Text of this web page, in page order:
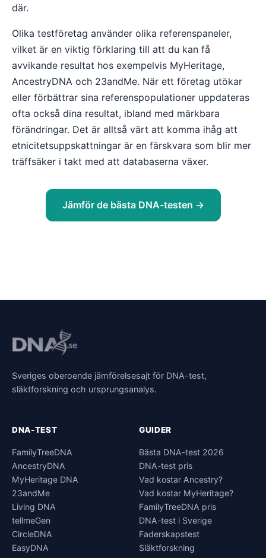
där.
Olika testföretag använder olika referenspaneler,
vilket är en viktig förklaring till att du kan få
avvikande resultat hos exempelvis MyHeritage,
AncestryDNA och 23andMe. När ett företag utökar
eller förbättrar sina referenspopulationer uppdateras
ofta också dina resultat, ibland med märkbara
förändringar. Det är alltså värt att komma ihåg att
etnicitetsuppskattningar är en färskvara som blir mer
träffsäker i takt med att databaserna växer.
Jämför de bästa DNA-testen →
Sveriges oberoende jämförelsesajt för DNA-test,
släktforskning och ursprungsanalys.
DNA-TEST
FamilyTreeDNA
AncestryDNA
MyHeritage DNA
23andMe
Living DNA
tellmeGen
CircleDNA
EasyDNA
GUIDER
Bästa DNA-test 2026
DNA-test pris
Vad kostar Ancestry?
Vad kostar MyHeritage?
FamilyTreeDNA pris
DNA-test i Sverige
Faderskapstest
Släktforskning